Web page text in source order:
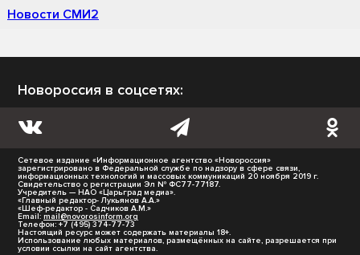
Новости СМИ2
Новороссия в соцсетях:
Сетевое издание «Информационное агентство «Новороссия»
зарегистрировано в Федеральной службе по надзору в сфере связи,
информационных технологий и массовых коммуникаций 20 ноября 2019 г.
Свидетельство о регистрации Эл № ФС77-77187.
Учредитель — НАО «Царьград медиа».
«Главный редактор- Лукьянов А.А.»
«Шеф-редактор - Садчиков А.М.»
Email: mail@novorosinform.org
Телефон: +7 (495) 374-77-73
Настоящий ресурс может содержать материалы 18+.
Использование любых материалов, размещённых на сайте, разрешается при
условии ссылки на сайт агентства.